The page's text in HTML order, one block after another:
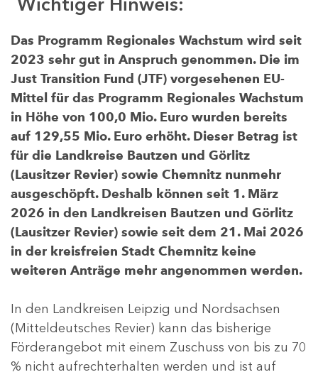
Das Programm Regionales Wachstum wird seit
2023 sehr gut in Anspruch genommen. Die im
Just Transition Fund (JTF) vorgesehenen EU-
Mittel für das Programm Regionales Wachstum
in Höhe von 100,0 Mio. Euro wurden bereits
auf 129,55 Mio. Euro erhöht. Dieser Betrag ist
für die Landkreise Bautzen und Görlitz
(Lausitzer Revier) sowie Chemnitz nunmehr
ausgeschöpft. Deshalb können seit 1. März
2026 in den Landkreisen Bautzen und Görlitz
(Lausitzer Revier) sowie seit dem 21. Mai 2026
in der kreisfreien Stadt Chemnitz keine
weiteren Anträge mehr angenommen werden.
In den Landkreisen Leipzig und Nordsachsen
(Mitteldeutsches Revier) kann das bisherige
Förderangebot mit einem Zuschuss von bis zu 70
% nicht aufrechterhalten werden und ist auf